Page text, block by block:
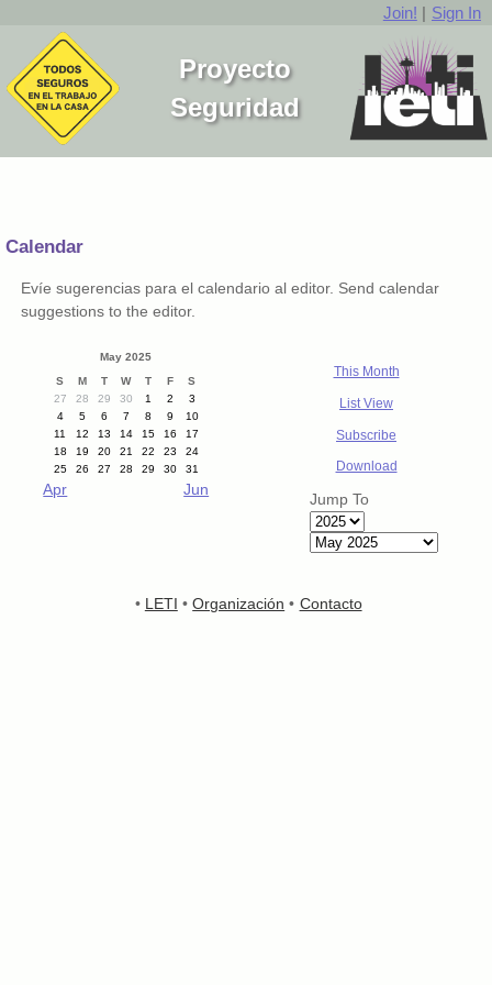
Join! | Sign In
Proyecto
Seguridad
Calendar
Evíe sugerencias para el calendario al editor. Send calendar
suggestions to the editor.
May 2025
S
M T W T F
S
27
28 29 30 1 2
3
4
5 6 7 8 9
10
11
12 13 14 15 16
17
18
19 20 21 22 23
24
25
26 27 28 29 30 31
Apr Jun
This Month
List View
Subscribe
Download
Jump To
• LETI • Organización • Contacto